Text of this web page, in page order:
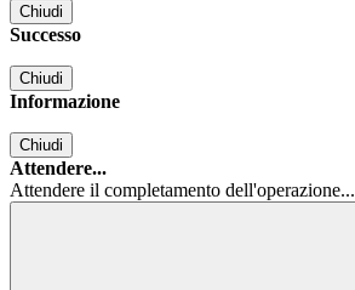
Chiudi
Successo
Chiudi
Informazione
Chiudi
Attendere...
Attendere il completamento dell'operazione...